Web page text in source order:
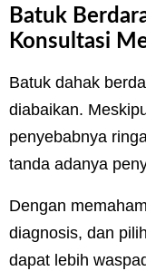
Batuk
Konsultasi
Batuk dahak
diabaikan.
penyebabnya
tanda adanya
Dengan
diagnosis, dan
dapat lebih